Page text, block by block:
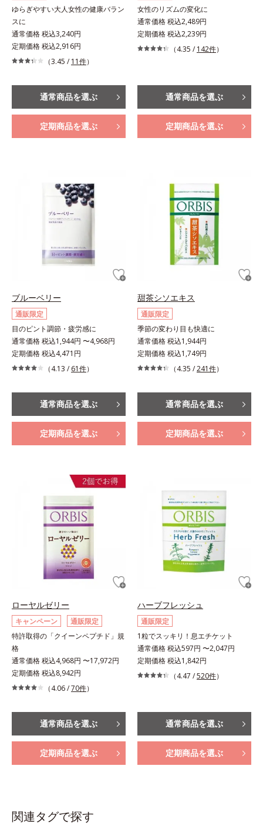
ゆらぎやすい大人女性の健康バラン
スに
通常価格 税込3,240円
定期価格 税込2,916円
（3.45 / 11件）
通常商品を選ぶ
定期商品を選ぶ
女性のリズムの変化に
通常価格 税込2,489円
定期価格 税込2,239円
（4.35 / 142件）
通常商品を選ぶ
定期商品を選ぶ
ブルーベリー
通販限定
目のピント調節・疲労感に
通常価格 税込1,944円 〜4,968円
定期価格 税込4,471円
（4.13 / 61件）
通常商品を選ぶ
定期商品を選ぶ
甜茶シソエキス
通販限定
季節の変わり目も快適に
通常価格 税込1,944円
定期価格 税込1,749円
（4.35 /241件）
通常商品を選ぶ
定期商品を選ぶ
ローヤルゼリー
キャンペーン
通販限定
特許取得の「クイーンペプチド」規
格
通常価格 税込4,968円 〜17,972円
定期価格 税込8,942円
（4.06 /70件）
通常商品を選ぶ
定期商品を選ぶ
ハーブフレッシュ
通販限定
1粒でスッキリ！息エチケット
通常価格 税込597円 〜2,047円
定期価格 税込1,842円
（4.47 /520件）
通常商品を選ぶ
定期商品を選ぶ
関連タグで探す